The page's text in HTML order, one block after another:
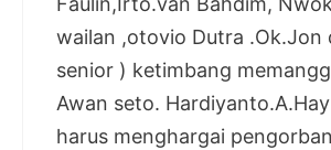
wailan ,otovio Dutra .Ok.Jon
senior ) ketimbang
Awan seto.
harus menghargai